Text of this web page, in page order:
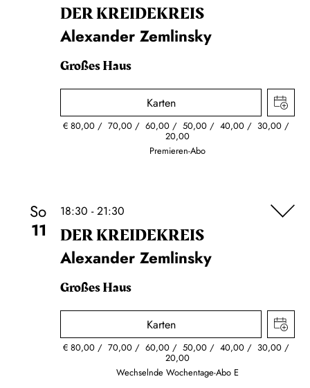
DER KREIDE­KREIS
Alexander Zemlinsky
Großes Haus
Karten
€80,00 70,00 60,00 50,00 40,00 30,00
20,00
Premieren-Abo
So
11
18:30 - 21:30
DER KREIDE­KREIS
Alexander Zemlinsky
Großes Haus
Karten
€80,00 70,00 60,00 50,00 40,00 30,00
20,00
Wechselnde Wochentage-Abo E